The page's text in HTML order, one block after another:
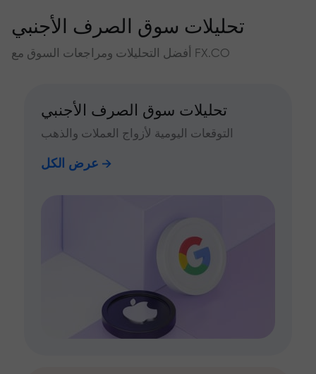
تحليلات سوق الصرف الأجنبي
أفضل التحليلات ومراجعات السوق مع FX.CO
تحليلات سوق الصرف الأجنبي
التوقعات اليومية لأزواج العملات والذهب
عرض الكل